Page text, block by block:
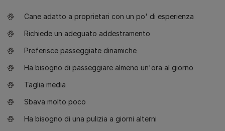
Cane adatto a proprietari con un po' di esperienza
Richiede un adeguato addestramento
Preferisce passeggiate dinamiche
Ha bisogno di passeggiare almeno un'ora al giorno
Taglia media
Sbava molto poco
Ha bisogno di una pulizia a giorni alterni